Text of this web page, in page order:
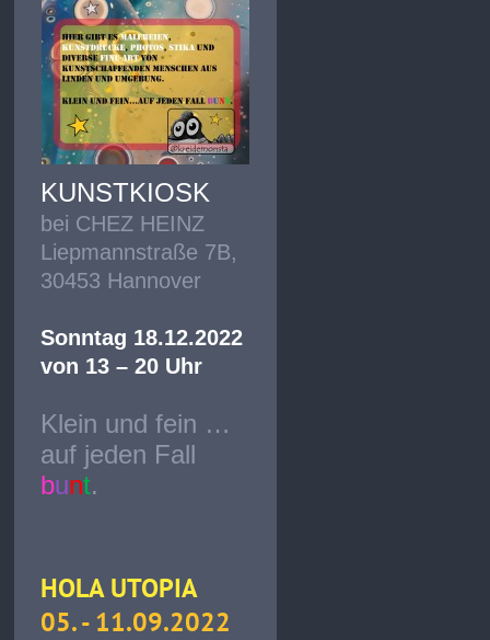
KUNSTKIOSK
bei CHEZ HEINZ
Liepmannstraße 7B,
30453 Hannover
Sonntag 18.12.2022
von 13 – 20 Uhr
Klein und fein …
auf jeden Fall
bunt.
HOLA UTOPIA
05. - 11.09.2022